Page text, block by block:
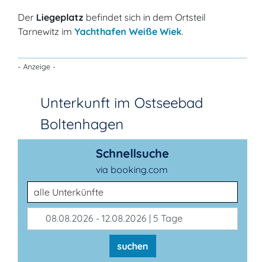
Der Liegeplatz befindet sich in dem Ortsteil
Tarnewitz im Yachthafen Weiße Wiek.
- Anzeige -
Unterkunft im Ostseebad
Boltenhagen
Schnellsuche
via booking.com
Unterkunftsart
08.08.2026 - 12.08.2026 | 5 Tage
suchen